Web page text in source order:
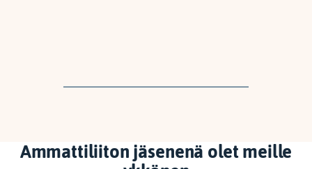
Ammattiliiton jäsenenä olet meille